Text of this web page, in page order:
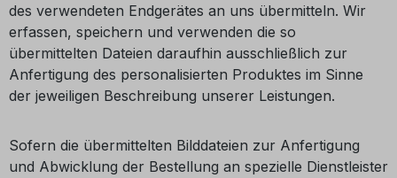
des verwendeten Endgerätes an uns übermitteln. Wir
erfassen, speichern und verwenden die so
übermittelten Dateien daraufhin ausschließlich zur
Anfertigung des personalisierten Produktes im Sinne
der jeweiligen Beschreibung unserer Leistungen.
Sofern die übermittelten Bilddateien zur Anfertigung
und Abwicklung der Bestellung an spezielle Dienstleister